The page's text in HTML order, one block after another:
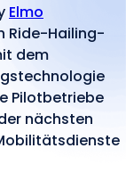
Elmo
Ride-Hailing-
dem
Pilotbetriebe
nächsten